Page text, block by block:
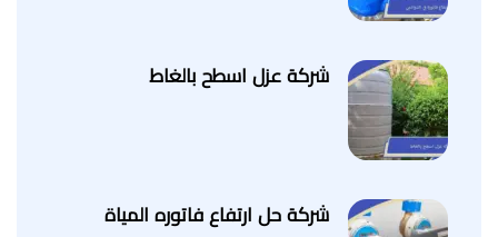
شركة عزل اسطح بالغاط
شركة حل ارتفاع فاتوره المياة